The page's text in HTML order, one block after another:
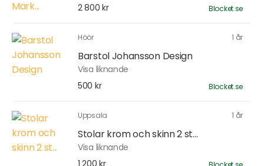
2 800 kr
Blocket.se
Höör 1 år
Barstol Johansson Design
Visa liknande
500 kr
Blocket.se
Uppsala 1 år
Stolar krom och skinn 2 st...
Visa liknande
1 200 kr